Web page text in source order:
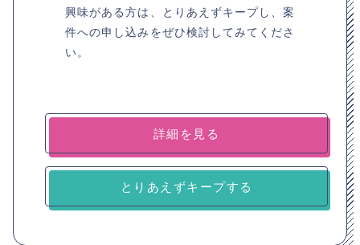
興味がある方は、とりあえずキープし、案
件への申し込みをぜひ検討してみてくださ
い。
詳細を見る
とりあえずキープする